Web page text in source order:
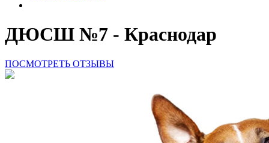
ДЮСШ №7 - Краснодар
ПОСМОТРЕТЬ ОТЗЫВЫ